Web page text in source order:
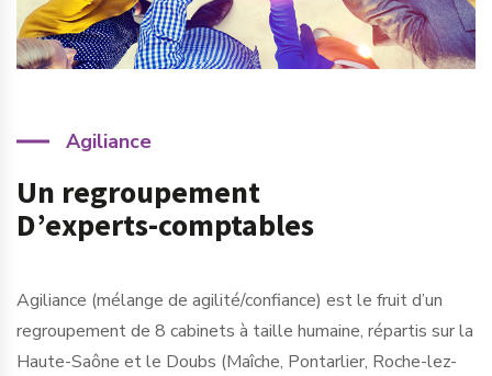
Agiliance
Un regroupement
D’experts-comptables
Agiliance (mélange de agilité/confiance) est le fruit d’un
regroupement de 8 cabinets à taille humaine, répartis sur la
Haute-Saône et le Doubs (Maîche, Pontarlier, Roche-lez-